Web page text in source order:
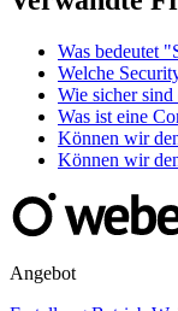
Was bedeutet
Welche
Wie sicher
Was ist eine
Können wir
Können wir
Angebot